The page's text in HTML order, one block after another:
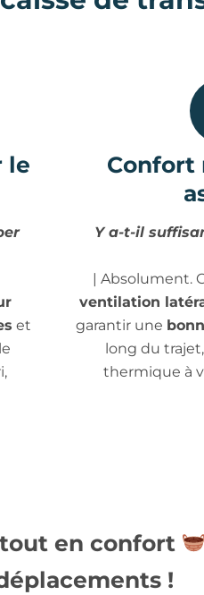
le
et
Confort
Y a-t-il
| Absolument.
ventilation
garantir une
long du
thermique à
en confort
!